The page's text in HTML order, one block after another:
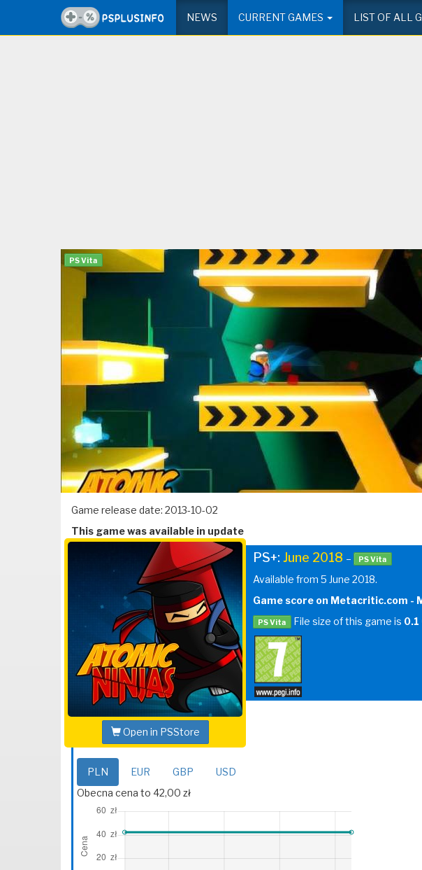
NEWS CURRENT GAMES LIST OF ALL
PS Vita
Game release date: 2013-10-02
This game was available in update
Open in PSStore
PS+: June 2018 – PS Vita
Available from 5 June 2018.
Game score on Metacritic.com -
PS Vita File size of this game is 0.1
PLN EUR GBP
USD
Obecna cena to 42,00 zł